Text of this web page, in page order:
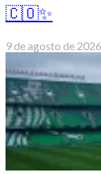
🇨🇴✨
9 de agosto de 2026